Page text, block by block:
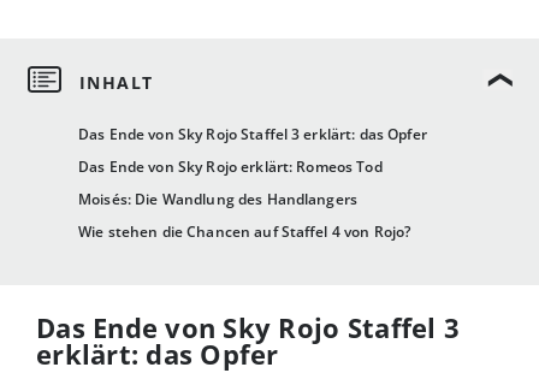
Das Ende von Sky Rojo Staffel 3 erklärt: das Opfer
Das Ende von Sky Rojo erklärt: Romeos Tod
Moisés: Die Wandlung des Handlangers
Wie stehen die Chancen auf Staffel 4 von Rojo?
Das Ende von Sky Rojo Staffel 3
erklärt: das Opfer